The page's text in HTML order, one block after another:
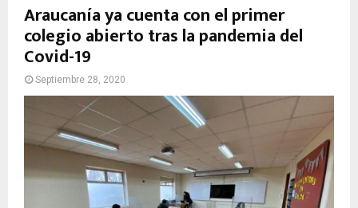
M
A
Y
Araucanía ya cuenta con el primer
colegio abierto tras la pandemia del
Covid-19
Septiembre 28, 2020